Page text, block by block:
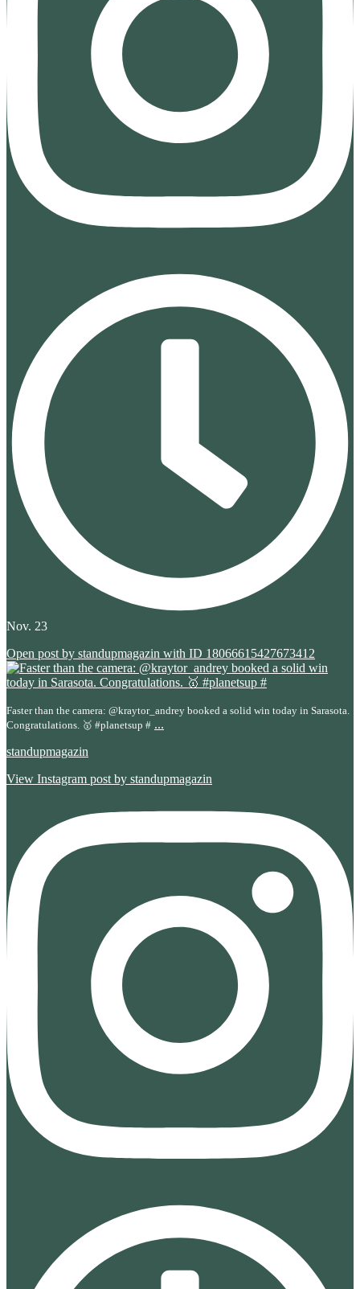
Nov. 23
Open post by standupmagazin with ID 18066615427673412
Faster than the camera: @kraytor_andrey booked a solid win today in Sarasota.
Congratulations. 🥇 #planetsup # ...
standupmagazin
View Instagram post by standupmagazin